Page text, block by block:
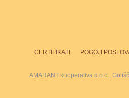
CERTIFIKATI POGOJI
AMARANT kooperativa d.o.o.,